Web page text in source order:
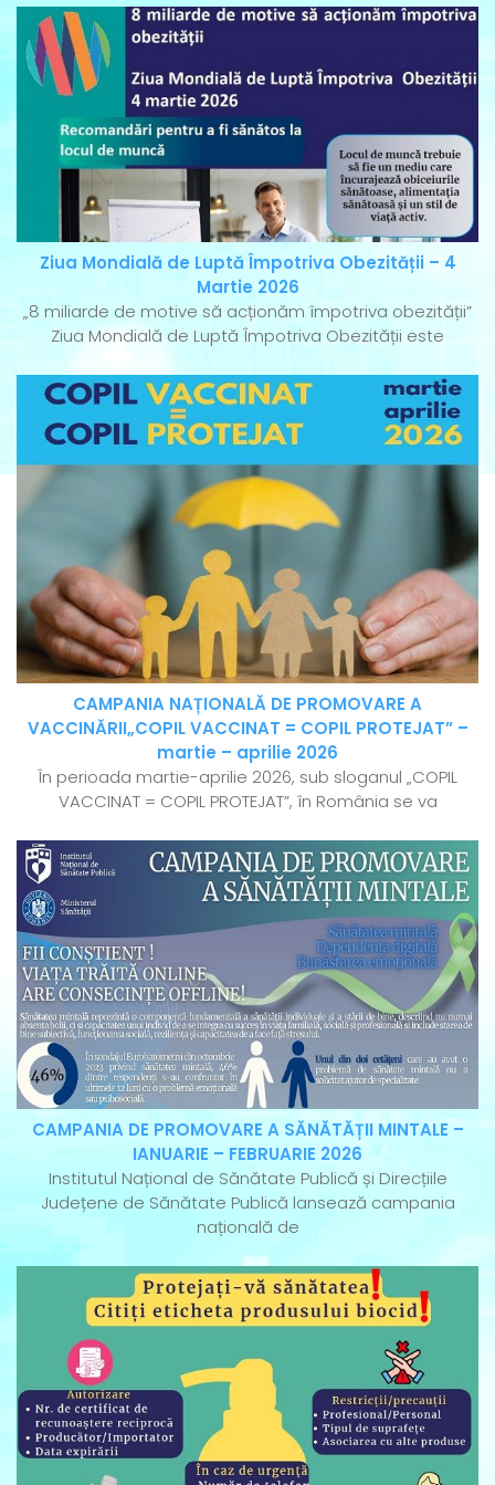
Ziua Mondială de Luptă Împotriva Obezității – 4
Martie 2026
„8 miliarde de motive să acționăm împotriva obezității”
Ziua Mondială de Luptă Împotriva Obezității este
CAMPANIA NAȚIONALĂ DE PROMOVARE A
VACCINĂRII„COPIL VACCINAT = COPIL PROTEJAT” –
martie – aprilie 2026
În perioada martie-aprilie 2026, sub sloganul „COPIL
VACCINAT = COPIL PROTEJAT”, în România se va
CAMPANIA DE PROMOVARE A SĂNĂTĂȚII MINTALE –
IANUARIE – FEBRUARIE 2026
Institutul Național de Sănătate Publică și Direcțiile
Județene de Sănătate Publică lansează campania
națională de